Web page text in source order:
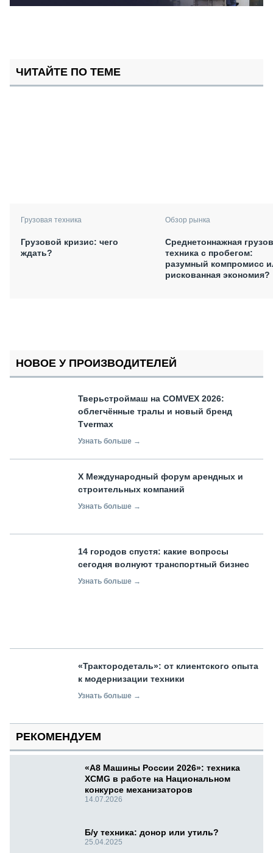
ЧИТАЙТЕ ПО ТЕМЕ
Грузовая техника
Грузовой кризис: чего
ждать?
Обзор рынка
Среднетоннажная
техника с пробегом:
разумный компромисс
рискованная экономия?
НОВОЕ У ПРОИЗВОДИТЕЛЕЙ
Тверьстроймаш на COMVEX 2026:
облегчённые тралы и новый бренд
Tvermax
Узнать больше →
X Международный форум арендных и
строительных компаний
Узнать больше →
14 городов спустя: какие вопросы
сегодня волнуют транспортный бизнес
Узнать больше →
«Трактородеталь»: от клиентского опыта
к модернизации техники
Узнать больше →
РЕКОМЕНДУЕМ
«А8 Машины России 2026»: техника
XCMG в работе на Национальном
конкурсе механизаторов
14.07.2026
Б/у техника: донор или утиль?
25.04.2025